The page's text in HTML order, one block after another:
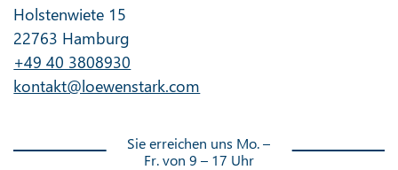
Holstenwiete 15
22763 Hamburg
+49 40 3808930
kontakt@loewenstark.com
Sie erreichen uns Mo. –
Fr. von 9 – 17 Uhr